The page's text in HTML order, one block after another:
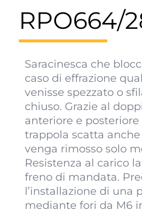
RPO664/
Saracinesca che
caso di effrazione
venisse spezzato o
chiuso. Grazie al
anteriore e
trappola scatta
venga rimosso solo
Resistenza al carico
freno di mandata.
l’installazione di una
mediante fori da M6